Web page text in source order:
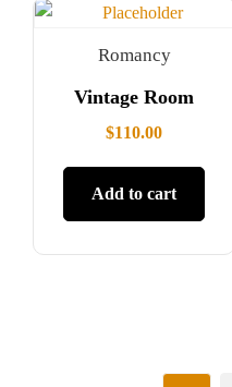
Romancy
Vintage Room
$110.00
Add to cart